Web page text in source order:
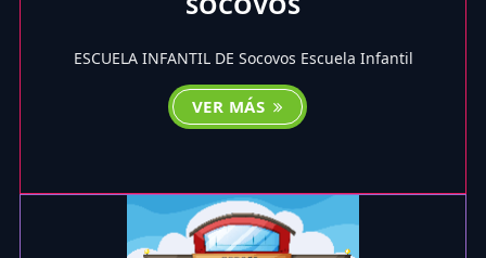
ESCUELA INFANTIL DE Socovos Escuela Infantil
VER MÁS